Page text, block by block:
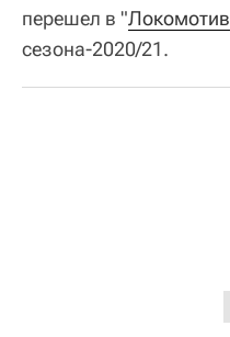
перешел в "Локомотив
сезона-2020/21.